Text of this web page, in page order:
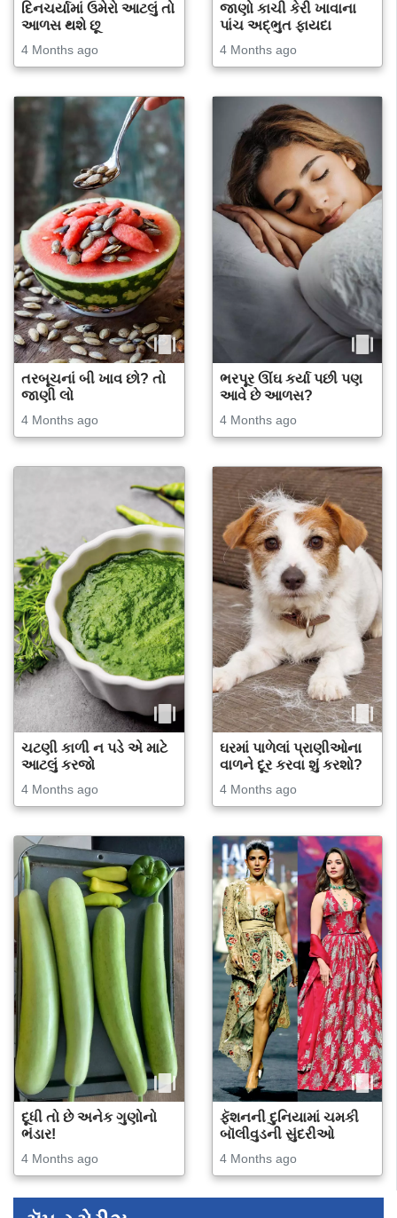
દિનચર્યામાં ઉમેરો આટલું તો
આળસ થશે છૂ
4 Months ago
જાણો કાચી કેરી ખાવાના
પાંચ અદ્ભુત ફાયદા
4 Months ago
તરબૂચનાં બી ખાવ છો? તો
જાણી લો
4 Months ago
ભરપૂર ઊંઘ કર્યા પછી પણ
આવે છે આળસ?
4 Months ago
ચટણી કાળી ન પડે એ માટે
આટલું કરજો
4 Months ago
ઘરમાં પાળેલાં પ્રાણીઓના
વાળને દૂર કરવા શું કરશો?
4 Months ago
દૂધી તો છે અનેક ગુણોનો
ભંડાર!
4 Months ago
ફૅશનની દુનિયામાં ચમકી
બૉલીવુડની સુંદરીઓ
4 Months ago